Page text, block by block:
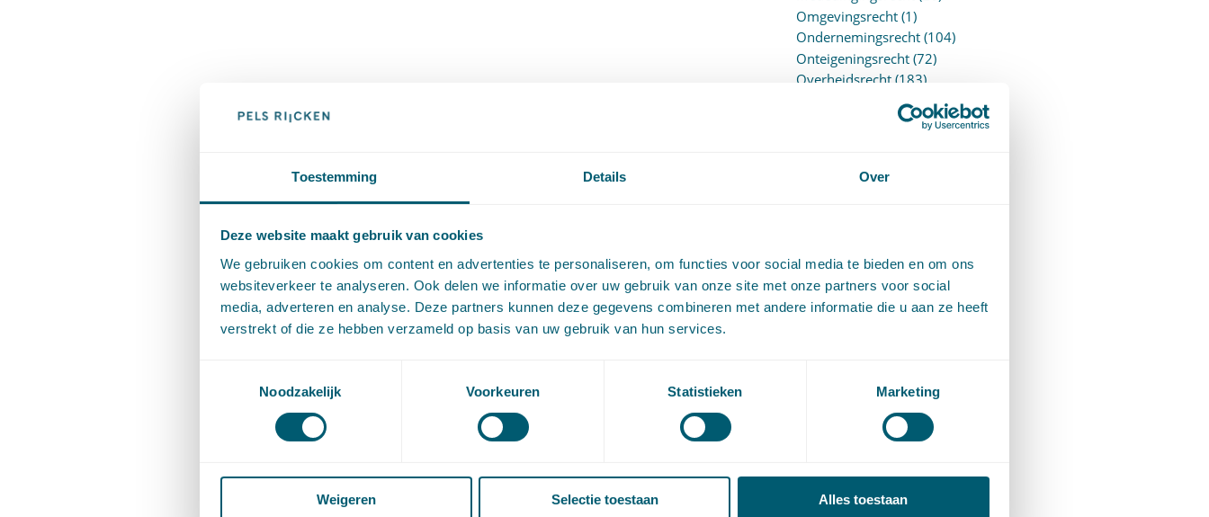
Toestemming Details Over
Deze website maakt gebruik van cookies
We gebruiken cookies om content en advertenties te personaliseren, om functies voor social media te bieden en om ons
websiteverkeer te analyseren. Ook delen we informatie over uw gebruik van onze site met onze partners voor social
media, adverteren en analyse. Deze partners kunnen deze gegevens combineren met andere informatie die u aan ze heeft
verstrekt of die ze hebben verzameld op basis van uw gebruik van hun services.
Noodzakelijk
Voorkeuren Statistieken Marketing
Weigeren Selectie toestaan Alles toestaan
Omgevingsrecht(1)
Ondernemingsrecht(104)
Onteigeningsrecht(72)
Overheidsrecht(183)
(27)
Personen- en familierecht
(28)
Strafrecht(12)
Verbintenissenrecht(323)
Vermogensrecht algemeen
(14)
Wvggz – Wzd (Wet Bopz
ARCHIEF